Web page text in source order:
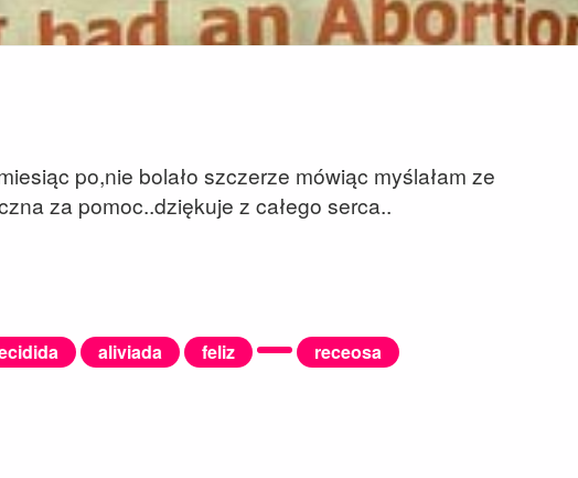
po,nie bolało szczerze mówiąc myślałam ze
za pomoc..dziękuje z całego serca..
aliviada feliz receosa